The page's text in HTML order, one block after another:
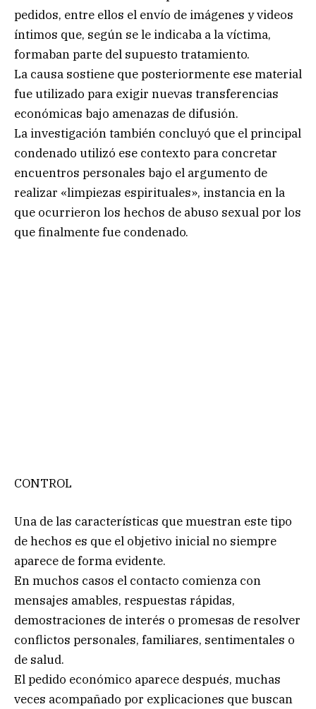
pedidos, entre ellos el envío de imágenes y videos
íntimos que, según se le indicaba a la víctima,
formaban parte del supuesto tratamiento.
La causa sostiene que posteriormente ese material
fue utilizado para exigir nuevas transferencias
económicas bajo amenazas de difusión.
La investigación también concluyó que el principal
condenado utilizó ese contexto para concretar
encuentros personales bajo el argumento de
realizar «limpiezas espirituales», instancia en la
que ocurrieron los hechos de abuso sexual por los
que finalmente fue condenado.
CONTROL
Una de las características que muestran este tipo
de hechos es que el objetivo inicial no siempre
aparece de forma evidente.
En muchos casos el contacto comienza con
mensajes amables, respuestas rápidas,
demostraciones de interés o promesas de resolver
conflictos personales, familiares, sentimentales o
de salud.
El pedido económico aparece después, muchas
veces acompañado por explicaciones que buscan